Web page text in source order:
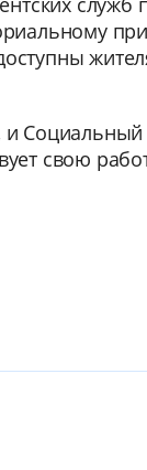
и
свою